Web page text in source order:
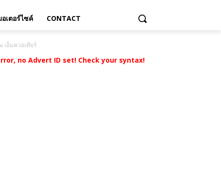
เตอร์ไซค์ CONTACT
เอ็มควอเทียร์
no Advert ID set! Check your syntax!